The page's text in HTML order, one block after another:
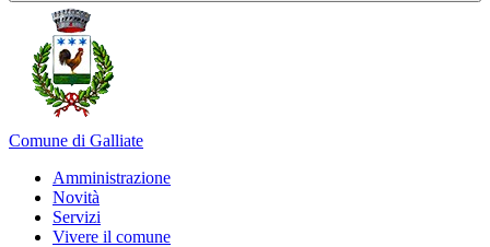
Comune di Galliate
Amministrazione
Novità
Servizi
Vivere il comune